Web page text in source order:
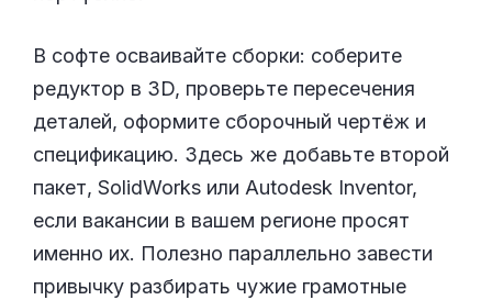
В софте осваивайте сборки: соберите
редуктор в 3D, проверьте пересечения
деталей, оформите сборочный чертёж и
спецификацию. Здесь же добавьте второй
пакет, SolidWorks или Autodesk Inventor,
если вакансии в вашем регионе просят
именно их. Полезно параллельно завести
привычку разбирать чужие грамотные